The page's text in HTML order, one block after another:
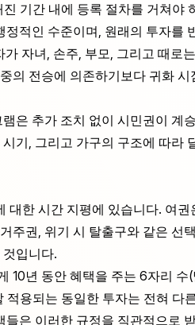
기간 내에 등록 절차를 거쳐야
적인 수준이며, 원래의 투자를
자녀, 손주, 부모, 그리고 때로
의 전승에 의존하기보다 귀화
은 추가 조치 없이 시민권이 계
기, 그리고 가구의 구조에 따라
한 시간 지평에 있습니다. 여권
주권, 위기 시 탈출구와 같은 선
입니다.
10년 동안 혜택을 주는 6자리 수
용되는 동일한 투자는 전혀 다
은 이러한 규정을 직관적으로